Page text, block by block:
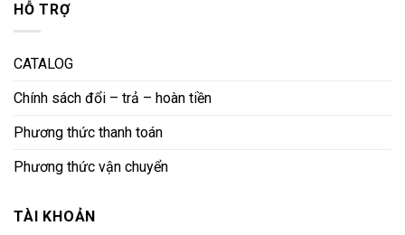
HỖ TRỢ
CATALOG
Chính sách đổi – trả – hoàn tiền
Phương thức thanh toán
Phương thức vận chuyển
TÀI KHOẢN